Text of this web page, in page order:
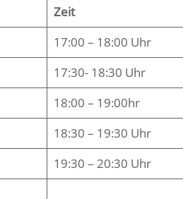
Zeit
17:00 – 18:00 Uhr
17:30- 18:30 Uhr
18:00 – 19:00hr
18:30 – 19:30 Uhr
19:30 – 20:30 Uhr